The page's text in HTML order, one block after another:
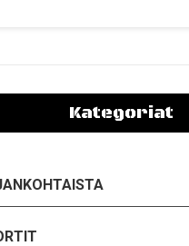
Kategoriat